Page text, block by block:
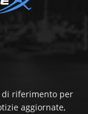
di riferimento per
aggiornate,